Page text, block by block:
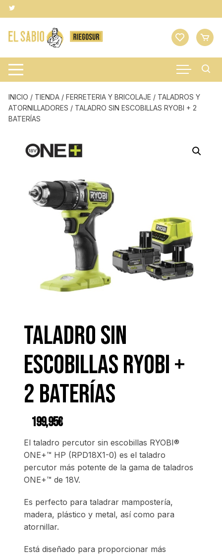
Saltar
al
contenido
INICIO / TIENDA /FERRETERIA Y BRICOLAJE / TALADROS Y
ATORNILLADORES / TALADRO SIN ESCOBILLAS RYOBI + 2
BATERÍAS
Taladro sin
escobillas RYOBI +
2 baterías
199,95€
El taladro percutor sin escobillas RYOBI®
ONE+™ HP (RPD18X1-0) es el taladro
percutor más potente de la gama de taladros
ONE+™ de 18V.
Es perfecto para taladrar mampostería,
madera, plástico y metal, así como para
atornillar.
Está diseñado para proporcionar más